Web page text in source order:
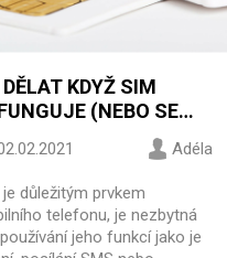
DĚLAT KDYŽ SIM
(NEBO SE
REGISTROVAT
SÍTĚ)
Adéla
je důležitým prvkem
telefonu, je nezbytná
jeho funkcí jako je